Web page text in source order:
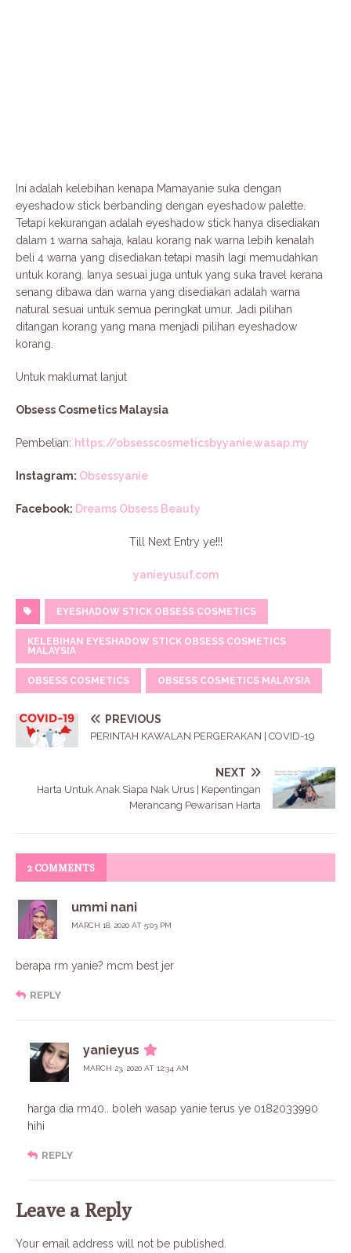
Ini adalah kelebihan kenapa Mamayanie suka dengan
eyeshadow stick berbanding dengan eyeshadow palette.
Tetapi kekurangan adalah eyeshadow stick hanya disediakan
dalam 1 warna sahaja, kalau korang nak warna lebih kenalah
beli 4 warna yang disediakan tetapi masih lagi memudahkan
untuk korang. Ianya sesuai juga untuk yang suka travel kerana
senang dibawa dan warna yang disediakan adalah warna
natural sesuai untuk semua peringkat umur. Jadi pilihan
ditangan korang yang mana menjadi pilihan eyeshadow
korang.
Untuk maklumat lanjut
Obsess Cosmetics Malaysia
Pembelian: https://obsesscosmeticsbyyanie.wasap.my
Instagram: Obsessyanie
Facebook: Dreams Obsess Beauty
Till Next Entry ye!!!
yanieyusuf.com
EYESHADOW STICK OBSESS COSMETICS
KELEBIHAN EYESHADOW STICK OBSESS COSMETICS
MALAYSIA
OBSESS COSMETICS OBSESS COSMETICS MALAYSIA
PREVIOUS
PERINTAH KAWALAN PERGERAKAN | COVID-19
NEXT
Harta Untuk Anak Siapa Nak Urus | Kepentingan
Merancang Pewarisan Harta
2 COMMENTS
ummi nani
MARCH 18, 2020 AT 5:03 PM
berapa rm yanie? mcm best jer
REPLY
yanieyus
MARCH 23, 2020 AT 12:34 AM
harga dia rm40.. boleh wasap yanie terus ye 0182033990
hihi
REPLY
Leave a Reply
Your email address will not be published.